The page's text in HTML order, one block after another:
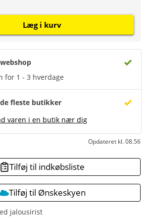
jalousirist
for 1 - 3 hverdage
de fleste butikker
varen i en butik nær dig
Opdateret kl. 08.56
Læg i kurv
Tilføj til indkøbsliste
Tilføj til Ønskeskyen